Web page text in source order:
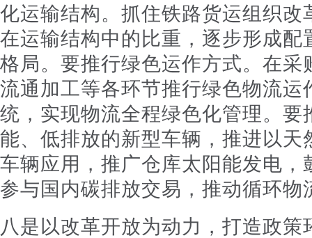
化运输结构。抓住铁路货运组织
在运输结构中的比重，逐步形成
格局。要推行绿色运作方式。在
流通加工等各环节推行绿色物流
统，实现物流全程绿色化管理。
能、低排放的新型车辆，推进以
车辆应用，推广仓库太阳能发电
参与国内碳排放交易，推动循环物
八是以改革开放为动力，打造政